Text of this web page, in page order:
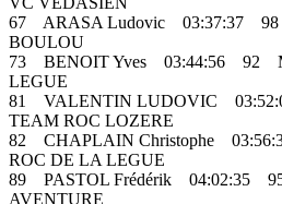
67 ARASA Ludovic 03:37:37
BOULOU
73 BENOIT Yves 03:44:56 92
LEGUE
81 VALENTIN LUDOVIC
TEAM ROC LOZERE
82 CHAPLAIN Christophe
ROC DE LA LEGUE
89 PASTOL Frédérik 04:02:35
AVENTURE